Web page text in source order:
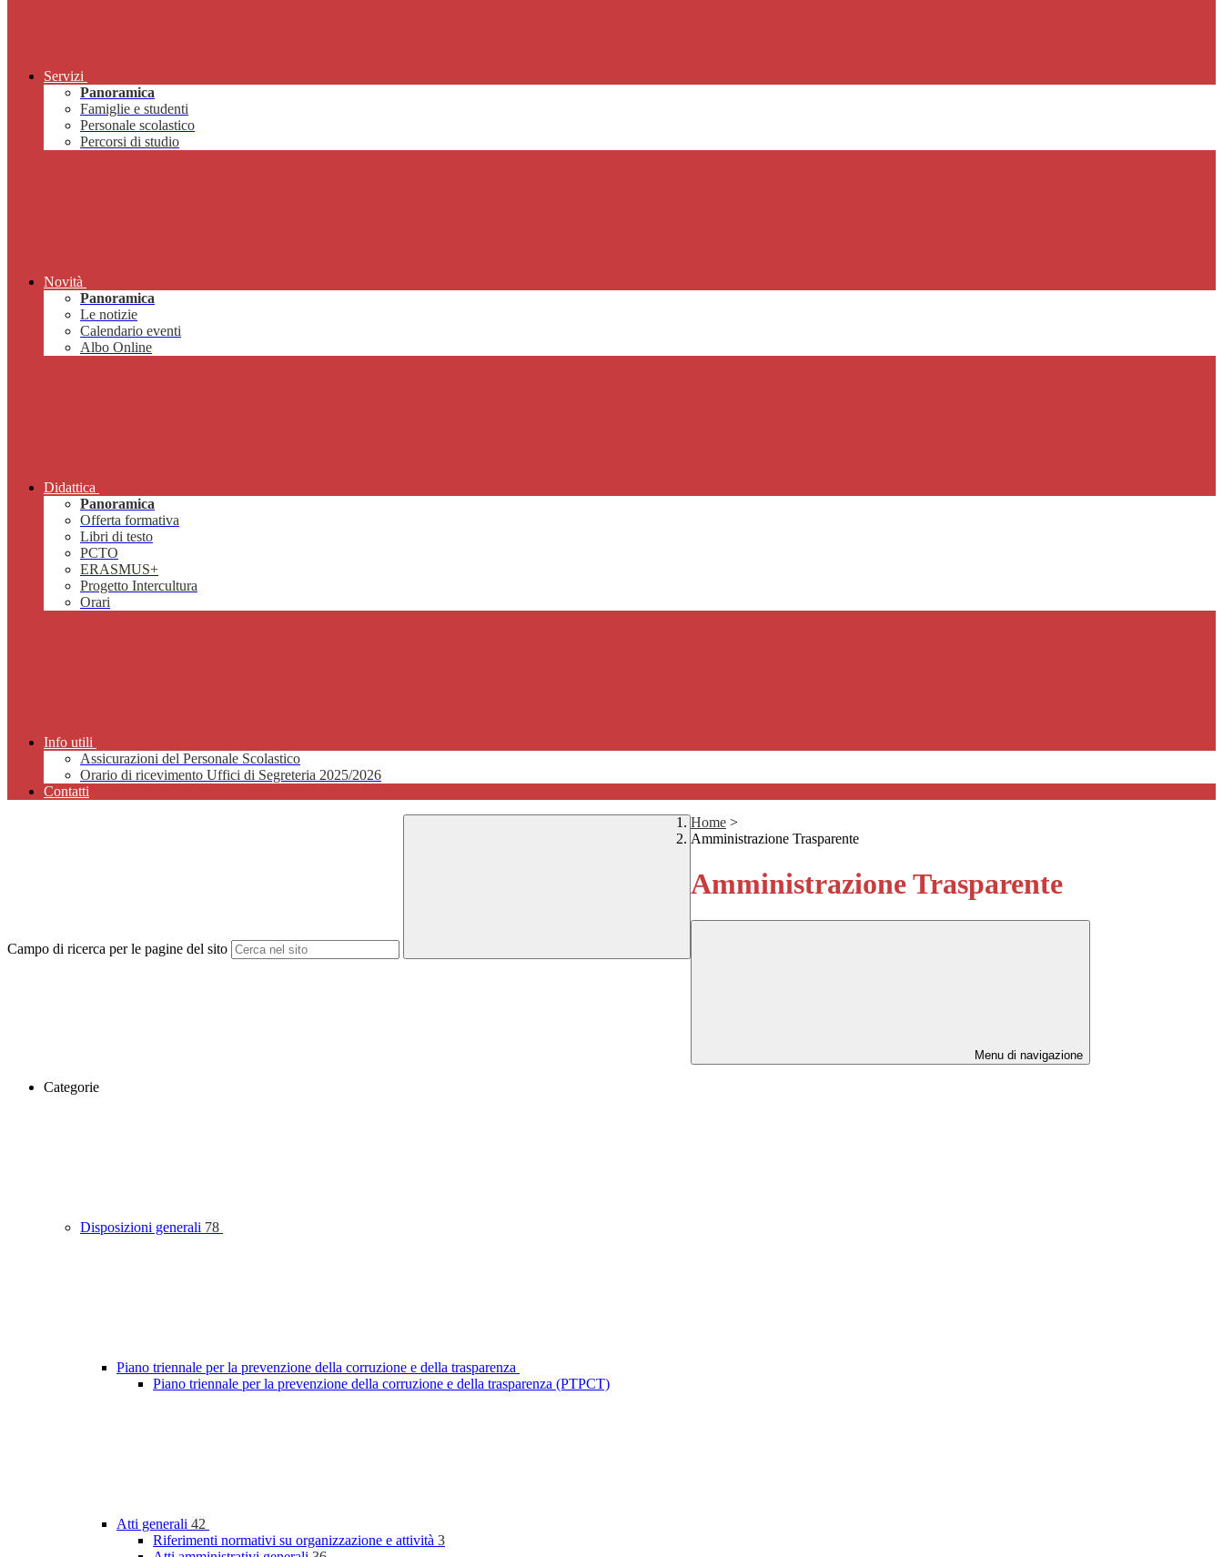
Servizi
Panoramica
Famiglie e studenti
Personale scolastico
Percorsi di studio
Novità
Panoramica
Le notizie
Calendario eventi
Albo Online
Didattica
Panoramica
Offerta formativa
Libri di testo
PCTO
ERASMUS+
Progetto Intercultura
Orari
Info utili
Assicurazioni del Personale Scolastico
Orario di ricevimento Uffici di Segreteria 2025/2026
Contatti
Campo di ricerca per le pagine del sito
Home >
Amministrazione Trasparente
Amministrazione Trasparente
Menu di navigazione
Categorie
Disposizioni generali 78
Piano triennale per la prevenzione della corruzione e della trasparenza
Piano triennale per la prevenzione della corruzione e della trasparenza (PTPCT)
Atti generali 42
Riferimenti normativi su organizzazione e attività 3